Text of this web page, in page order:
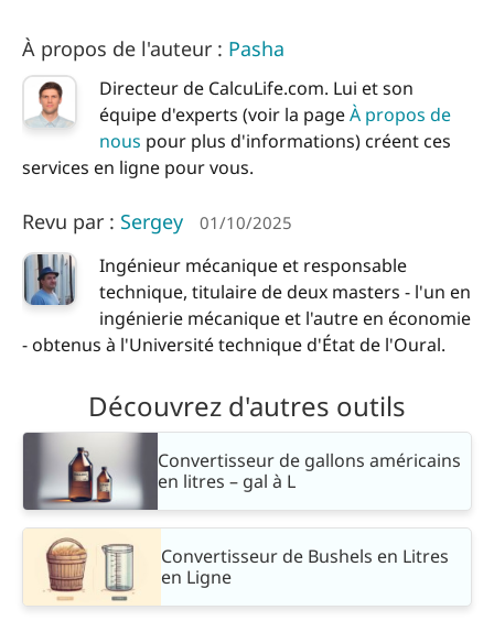
À propos de l'auteur : Pasha
Directeur de CalcuLife.com. Lui et son
équipe d'experts (voir la pageÀ propos de
nous pour plus d'informations) créent ces
services en ligne pour vous.
Revu par : Sergey 01/10/2025
Ingénieur mécanique et responsable
technique, titulaire de deux masters - l'un en
ingénierie mécanique et l'autre en économie
- obtenus à l'Université technique d'État de l'Oural.
Découvrez d'autres outils
Convertisseur de gallons américains
en litres – gal à L
Convertisseur de Bushels en Litres
en Ligne